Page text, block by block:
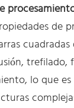
de
cuadradas
trefilado,
lo que